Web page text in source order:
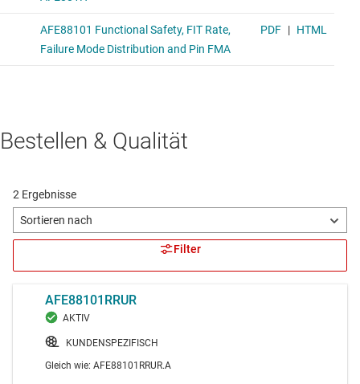
Bestellen & Qualität